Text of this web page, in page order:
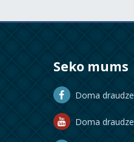
Seko mums
Doma draudze
Doma draudze